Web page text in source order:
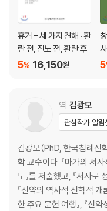
휴거 - 세 가지 견해 : 환
란 전, 진노 전, 환란 후
16,150원
5% 5
역 김광모
관심작가 알림
김광모(PhD, 한국침례신
학 교수이다. 『마가의 서
도』를 저술했고, 『서사로
『신약의 역사적 신학적 개
한 주요 문헌 여행』, 『신